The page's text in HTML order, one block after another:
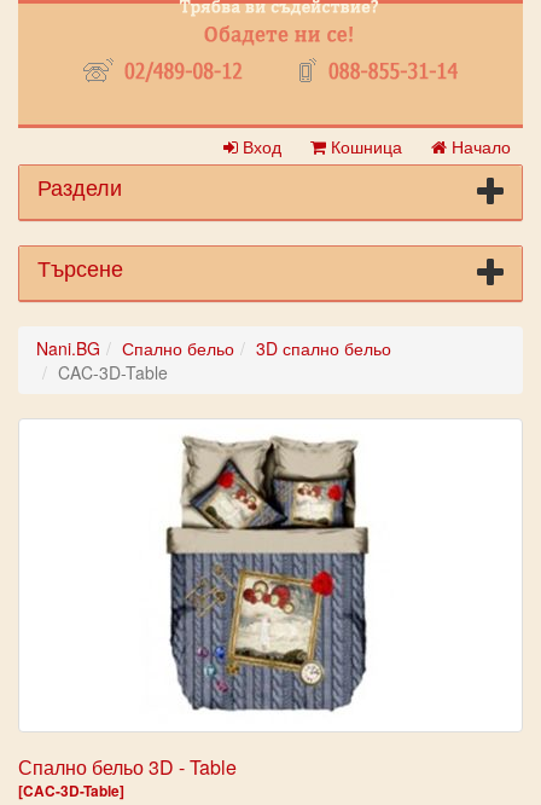
Вход Кошница Начало
Раздели
Търсене
Nani.BG Спално бельо
3D спално бельо
CAC-3D-Table
Спално бельо 3D - Table
[CAC-3D-Table]